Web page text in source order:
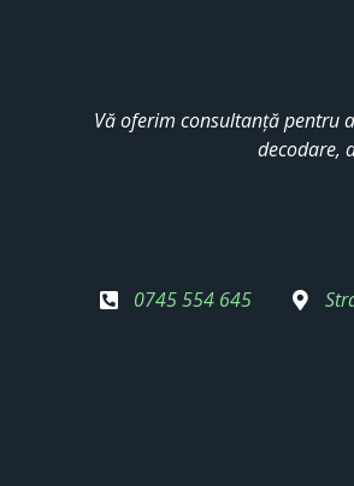
Vă oferim consultanță pentru
decodare,
0745 554 645